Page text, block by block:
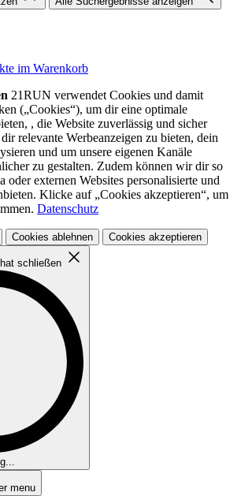
im Warenkorb
21RUN verwendet Cookies und damit
(„Cookies“), um dir eine optimale
, die Website zuverlässig und sicher
relevante Werbeanzeigen zu bieten, dein
und um unsere eigenen Kanäle
zu gestalten. Zudem können wir dir so
oder externen Websites personalisierte und
Klicke auf „Cookies akzeptieren“, um
Datenschutz
Cookies ablehnen Cookies akzeptieren
schließen
menu